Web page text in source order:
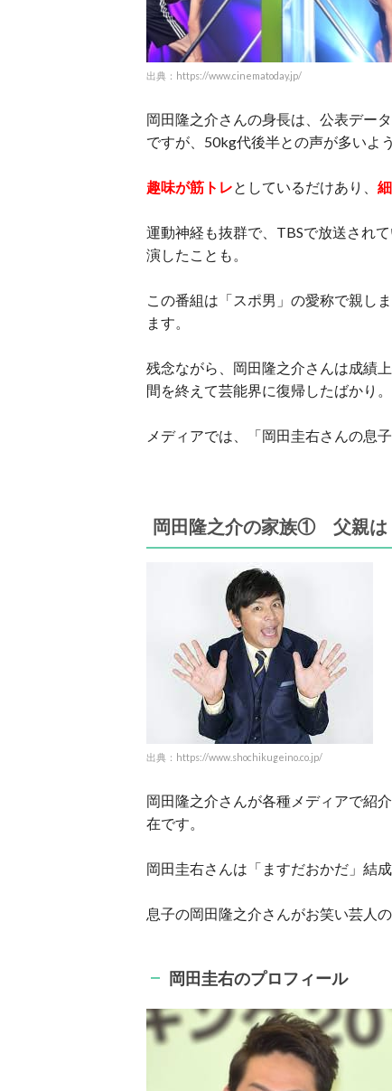
出典：https://www.cinematoday.jp/
岡田隆之介さんの身長は、公表デー
ですが、50kg代後半との声が多いよう
趣味が筋トレとしているだけあり、
運動神経も抜群で、TBSで放送され
演したことも。
この番組は「スポ男」の愛称で親し
ます。
残念ながら、岡田隆之介さんは成績
間を終えて芸能界に復帰したばかり。
メディアでは、「岡田圭右さんの息
岡田隆之介の家族① 父親は
出典：https://www.shochikugeino.co.jp/
岡田隆之介さんが各種メディアで紹
在です。
岡田圭右さんは「ますだおかだ」結
息子の岡田隆之介さんがお笑い芸人
岡田圭右のプロフィール